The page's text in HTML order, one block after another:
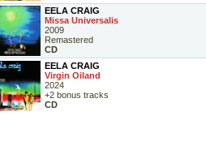
EELA CRAIG
Missa Universalis
2009
Remastered
CD
EELA CRAIG
Virgin Oiland
2024
+2 bonus tracks
CD